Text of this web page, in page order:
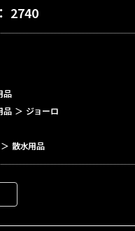
2740
品
品 ＞ ジョーロ
＞ 散水用品